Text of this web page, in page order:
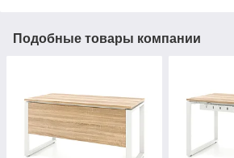
Подобные товары компании